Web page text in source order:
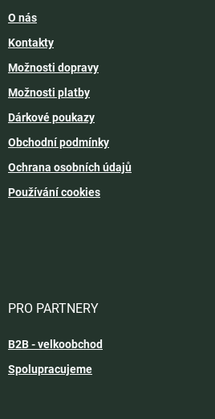
O nás
Kontakty
Možnosti dopravy
Možnosti platby
Dárkové poukazy
Obchodní podmínky
Ochrana osobních údajů
Používání cookies
PRO PARTNERY
B2B - velkoobchod
Spolupracujeme